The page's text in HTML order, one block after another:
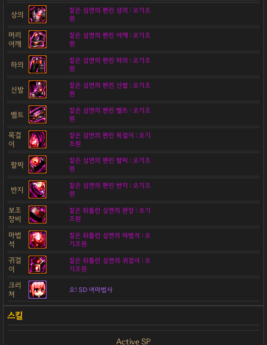
상의
짙은 심연의 편린 상의 : 오기조
원
머리
어깨
짙은 심연의 편린 어깨 : 오기조
원
하의
짙은 심연의 편린 하의 : 오기조
원
신발
짙은 심연의 편린 신발 : 오기조
원
벨트
짙은 심연의 편린 벨트 : 오기조
원
목걸
이
짙은 심연의 편린 목걸이 : 오기
조원
팔찌
짙은 심연의 편린 팔찌 : 오기조
원
반지
짙은 심연의 편린 반지 : 오기조
원
보조
장비
짙은 뒤틀린 심연의 완장 : 오기
조원
마법
석
짙은 뒤틀린 심연의 마법석 : 오
기조원
귀걸
이
짙은 뒤틀린 심연의 귀걸이 : 오
기조원
크리
쳐
오! SD 여마법사
Active SP